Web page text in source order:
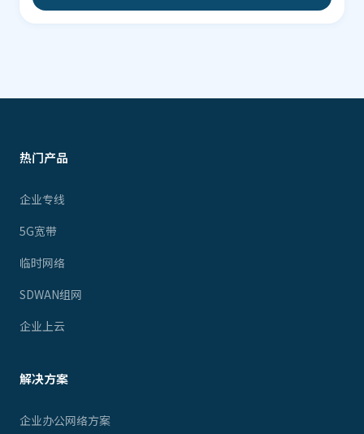
热门产品
企业专线
5G宽带
临时网络
SDWAN组网
企业上云
解决方案
企业办公网络方案